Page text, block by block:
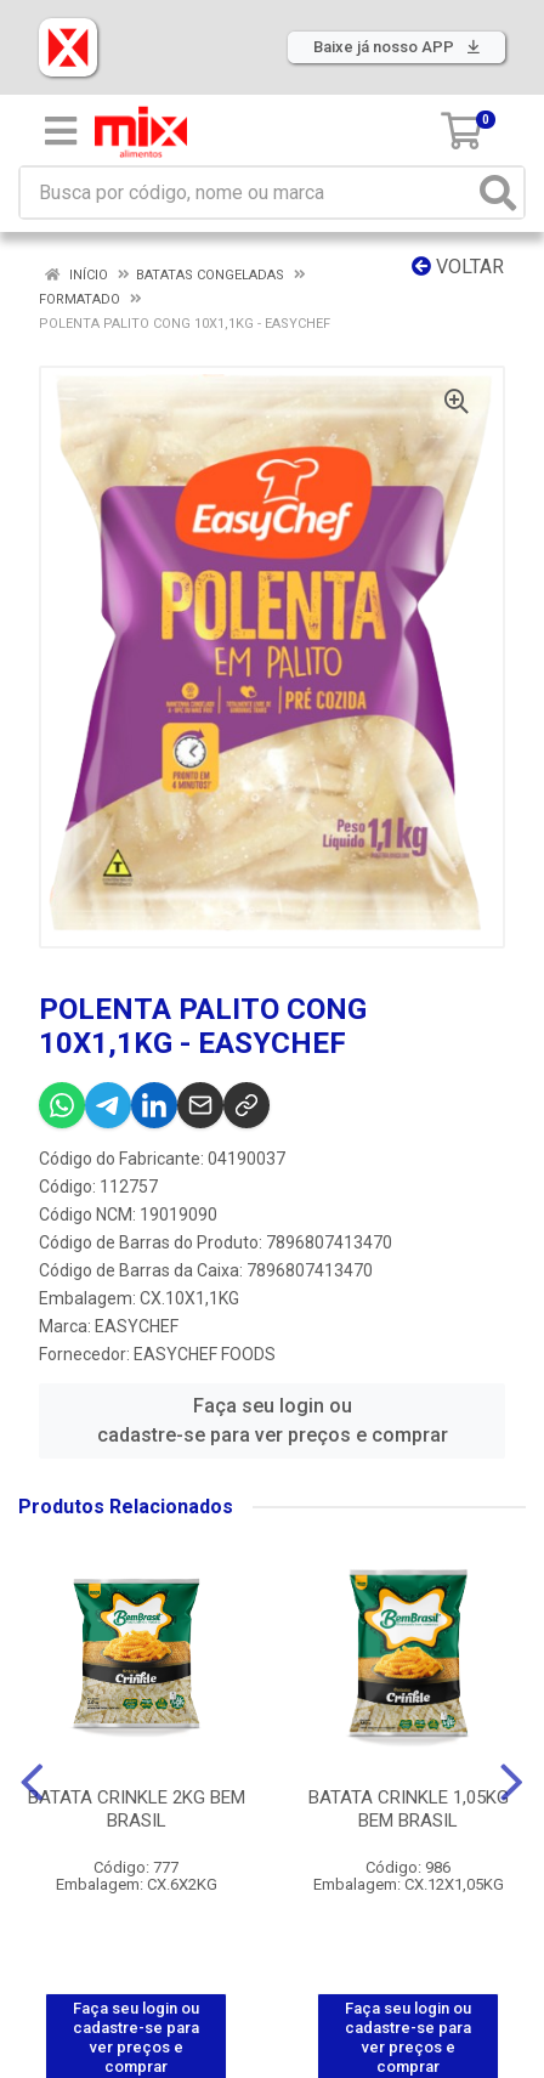
Baixe já nosso APP
0
VOLTAR
INÍCIO
BATATAS CONGELADAS
FORMATADO
POLENTA PALITO CONG 10X1,1KG - EASYCHEF
POLENTA PALITO CONG
10X1,1KG - EASYCHEF
Código do Fabricante: 04190037
Código: 112757
Código NCM: 19019090
Código de Barras do Produto: 7896807413470
Código de Barras da Caixa: 7896807413470
Embalagem: CX.10X1,1KG
Marca: EASYCHEF
Fornecedor: EASYCHEF FOODS
Faça seu login ou
cadastre-se para ver preços e comprar
Produtos Relacionados
BATATA CRINKLE 2KG BEM
BRASIL
Código: 777
Embalagem: CX.6X2KG
Faça seu login ou
cadastre-se para
ver preços e
comprar
BATATA CRINKLE 1,05KG
BEM BRASIL
Código: 986
Embalagem: CX.12X1,05KG
Faça seu login ou
cadastre-se para
ver preços e
comprar